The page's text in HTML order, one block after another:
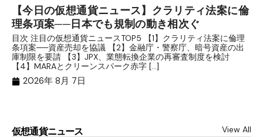
【今日の仮想通貨ニュース】クラリティ法案に倫
理条項案──日本でも規制の動き相次ぐ
目次 注目の仮想通貨ニュースTOP5 【1】クラリティ法案に倫理
条項案──資産売却を協議 【2】金融庁・警察庁、暗号資産の出
庫制限を要請 【3】JPX、業態転換企業の再審査制度を検討
【4】MARAとクリーンスパーク赤字 […]
2026年 8月 7日
仮想通貨ニュース View All